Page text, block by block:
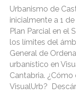
Urbanismo de
inicialmente a 1
Plan Parcial en el
los límites del
General de
urbanístico en
Cantabria.
VisualUrb?